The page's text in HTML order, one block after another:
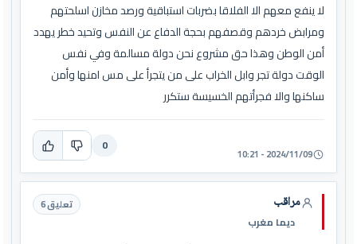
لا ينفع معهم الا الفلاقا بضربات استباقية ورصد مخازن اسلحتهم
ومرابض خردهم وقصفهم بحجة الدفاع عن النفس وتحيد خطر يهدد
أمن الوطن وهذا حق مشروع نحن دولة مسالمة وفي نفس
الوقت دولة تجر وابل الخراب على من يتجرأ على مس امنها وأمن
ساكنها والا فجرأتهم الخسيسة ستكرر
2024/11/09 - 10:21
0
مراقب
ديما مغرب
تعليق 6